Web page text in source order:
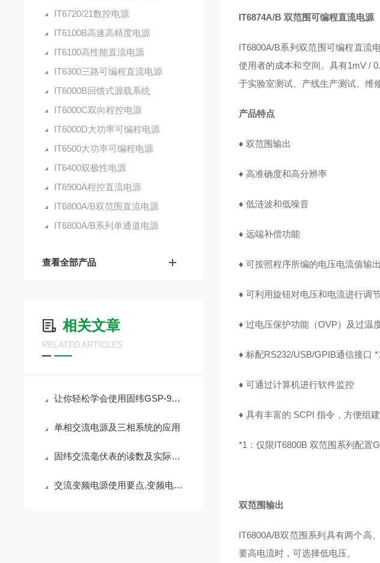
IT6720/21数控电源
IT6100B高速高精度电源
IT6100高性能直流电源
IT6300三路可编程直流电源
IT6000B回馈式源载系统
IT6000C双向程控电源
IT6000D大功率可编程电源
IT6500大功率可编程电源
IT6400双极性电源
IT6900A程控直流电源
IT6800A/B双范围直流电源
IT6800A/B系列单通道电源
查看全部产品
相关文章
RELATED ARTICLES
让你轻松学会使用固纬GSP-9330频谱分析仪使用方法
单相交流电源及三相系统的应用
固纬交流毫伏表的读数及实际测量简介
交流变频电源使用要点,变频电源维护要点
IT6874A/B 双范围可编程直流电源
IT6800A/B系列双范围可编程直流
使用者的成本和空间。具有1mV /
于实验室测试、产线生产测试、维
产品特点
♦ 双范围输出
♦高准确度和高分辨率
♦低涟波和低噪音
♦远端补偿功能
♦可按照程序所编的电压电流值输出
♦可利用旋钮对电压和电流进行调
♦过电压保护功能（OVP）及过温
♦标配RS232/USB/GPIB通信接口
♦可通过计算机进行软件监控
♦具有丰富的 SCPI 指令，方便组
*1：仅限IT6800B 双范围系列配置
双范围输出
IT6800A/B双范围系列具有两个高
要高电流时，可选择低电压。